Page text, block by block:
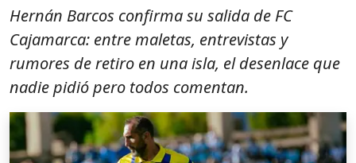
Hernán Barcos confirma su salida de FC
Cajamarca: entre maletas, entrevistas y
rumores de retiro en una isla, el desenlace que
nadie pidió pero todos comentan.